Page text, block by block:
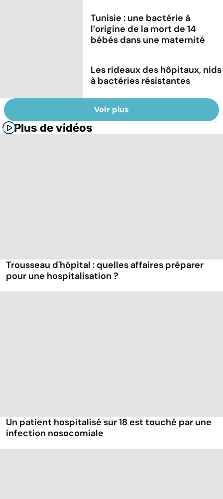
Tunisie : une bactérie à
l’origine de la mort de 14
bébés dans une maternité
Les rideaux des hôpitaux, nids
à bactéries résistantes
Voir plus
Plus de vidéos
Trousseau d'hôpital : quelles affaires préparer
pour une hospitalisation ?
Un patient hospitalisé sur 18 est touché par une
infection nosocomiale